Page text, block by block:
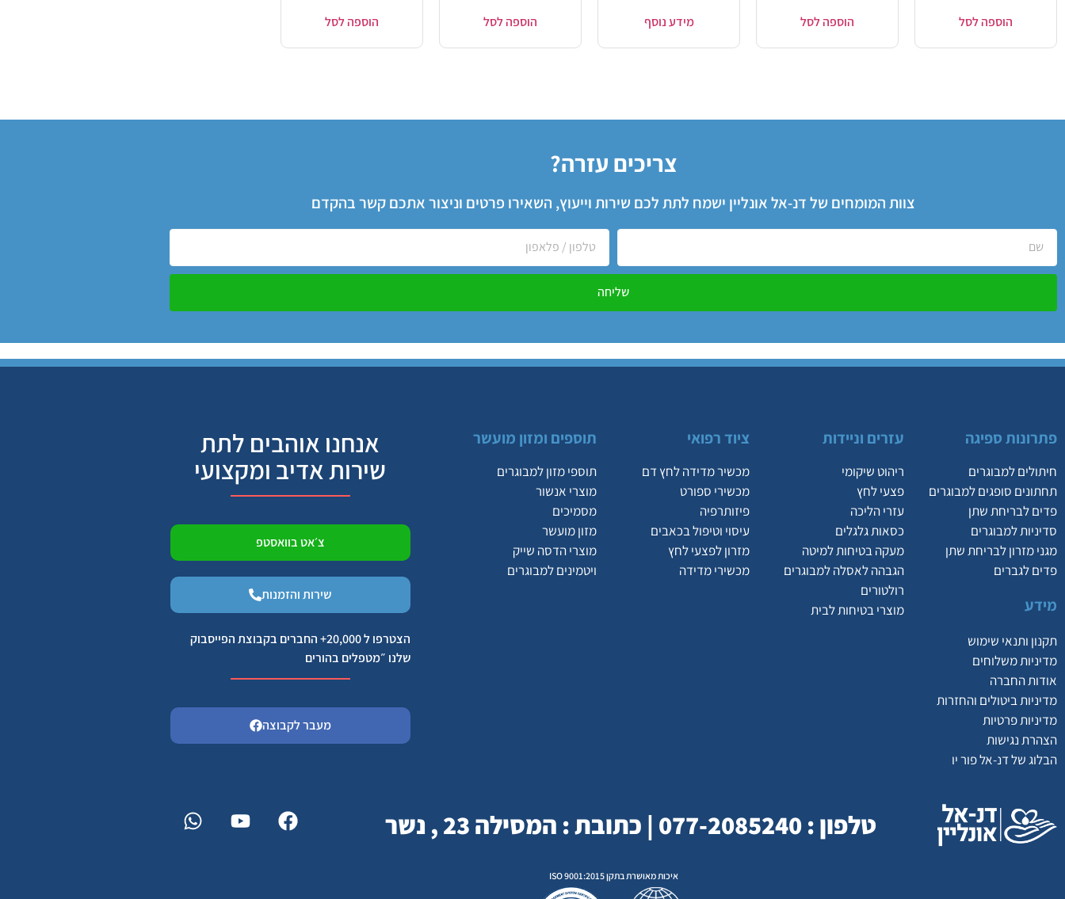
הוספה לסל הוספה לסל מידע נוסף הוספה לסל הוספה לסל
צריכים עזרה?
צוות המומחים של דנ-אל אונליין ישמח לתת לכם שירות וייעוץ, השאירו פרטים וניצור אתכם קשר בהקדם
שליחה
פתרונות ספיגה
חיתולים למבוגרים
תחתונים סופגים למבוגרים
פדים לבריחת שתן
סדיניות למבוגרים
מגני מזרון לבריחת שתן
פדים לגברים
מידע
תקנון ותנאי שימוש
מדיניות משלוחים
אודות החברה
מדיניות ביטולים והחזרות
מדיניות פרטיות
הצהרת נגישות
הבלוג של דנ-אל פור יו
עזרים וניידות
ריהוט שיקומי
פצעי לחץ
עזרי הליכה
כסאות גלגלים
מעקה בטיחות למיטה
הגבהה לאסלה למבוגרים
רולטורים
מוצרי בטיחות לבית
ציוד רפואי
מכשיר מדידה לחץ דם
מכשירי ספורט
פיזותרפיה
עיסוי וטיפול בכאבים
מזרון לפצעי לחץ
מכשירי מדידה
תוספים ומזון מועשר
תוספי מזון למבוגרים
מוצרי אנשור
מסמיכים
מזון מועשר
מוצרי הדסה שייק
ויטמינים למבוגרים
אנחנו אוהבים לתת
שירות אדיב ומקצועי
צ׳אט בוואסטפ
שירות והזמנות
הצטרפו ל 20,000+ החברים בקבוצת הפייסבוק
שלנו ״מטפלים בהורים
מעבר לקבוצה
טלפון : 077-2085240 | כתובת : המסילה 23 , נשר
איכות מאושרת בתקן ISO 9001:2015